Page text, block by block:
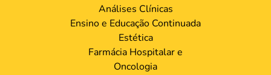
Análises Clínicas
Ensino e Educação Continuada
Estética
Farmácia Hospitalar e
Oncologia